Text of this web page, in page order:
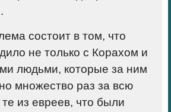
состоит в том, что
не только с Корахом и
людьми, которые за ним
множество раз за всю
из евреев, что были